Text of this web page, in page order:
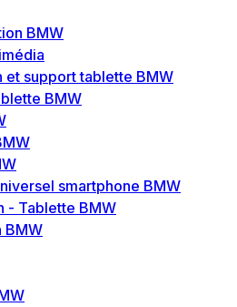
BMW
et support tablette BMW
BMW
smartphone BMW
- Tablette BMW
BMW